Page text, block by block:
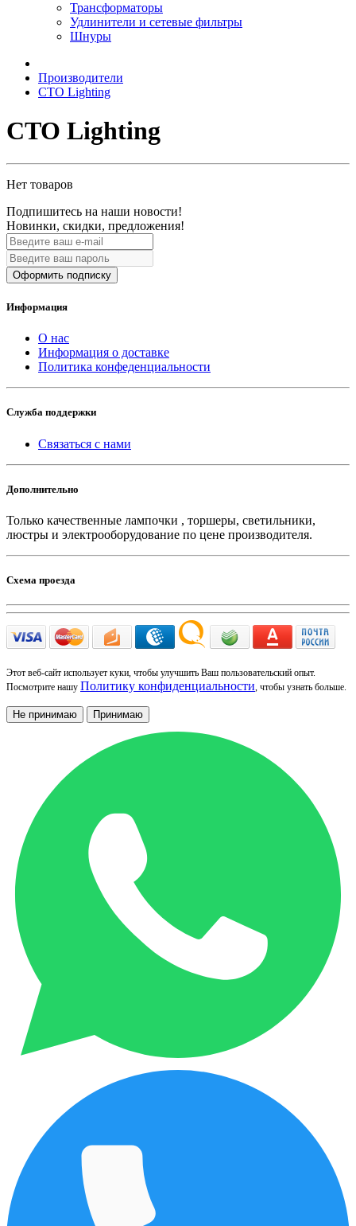
Трансформаторы
Удлинители и сетевые фильтры
Шнуры
Производители
CTO Lighting
CTO Lighting
Нет товаров
Подпишитесь на наши новости!
Новинки, скидки, предложения!
Оформить подписку
Информация
О нас
Информация о доставке
Политика конфеденциальности
Служба поддержки
Связаться с нами
Дополнительно
Только качественные лампочки , торшеры, светильники,
люстры и электрооборудование по цене производителя.
Схема проезда
Этот веб-сайт использует куки, чтобы улучшить Ваш пользовательский опыт.
Посмотрите нашу Политику конфиденциальности, чтобы узнать больше.
Не принимаю Принимаю